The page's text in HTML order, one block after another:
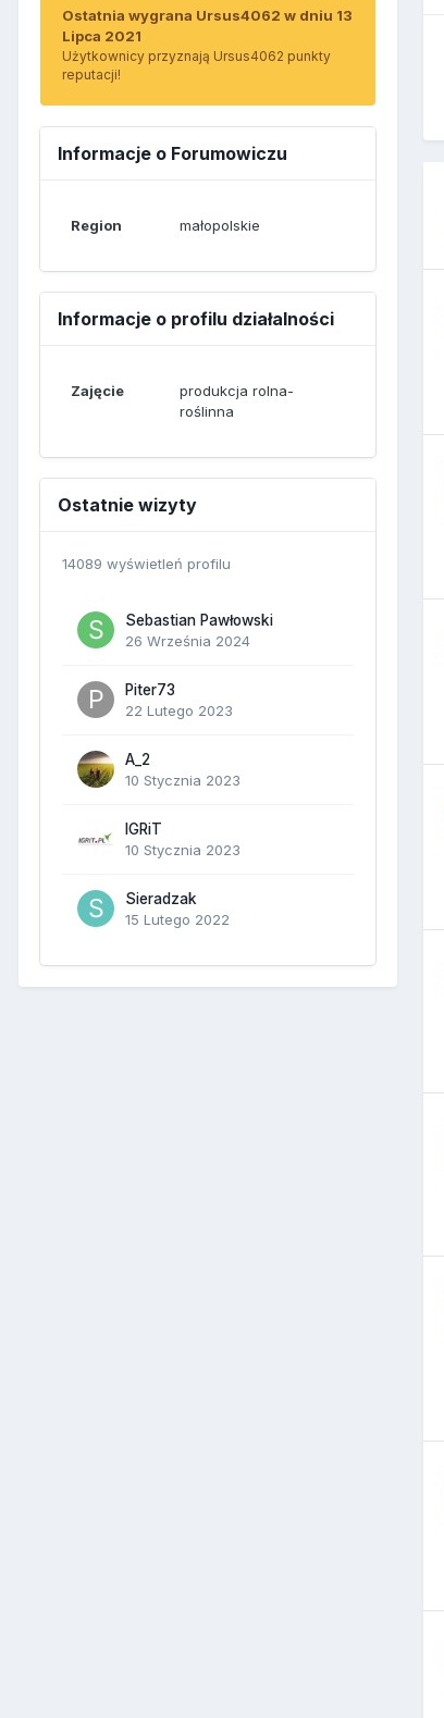
Ostatnia wygrana Ursus4062 w dniu 13
Lipca 2021
Użytkownicy przyznają Ursus4062 punkty
reputacji!
Informacje o Forumowiczu
Region małopolskie
Informacje o profilu działalności
Zajęcie
produkcja rolna-
roślinna
Ostatnie wizyty
14089 wyświetleń profilu
Sebastian Pawłowski
26 Września 2024
Piter73
22 Lutego 2023
A_2
10 Stycznia 2023
IGRiT
10 Stycznia 2023
Sieradzak
15 Lutego 2022